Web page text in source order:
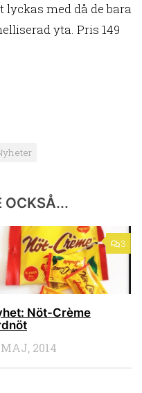
med då de bara
yta. Pris 149
OCKSÅ...
3
Nöt-Crème
MAJ, 2014